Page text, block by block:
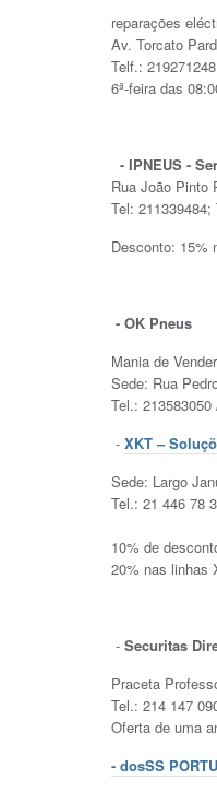
reparações
Av. Torcato
Telf.:
6ª-feira das
- IPNEUS -
Rua João Pinto
Tel:
Desconto: 15%
- OK Pneus
Mania de
Sede: Rua
Tel.:
- XKT –
Sede: Largo
Tel.: 21 446 78
10% de
20% nas linhas
- Securitas
Praceta
Tel.: 214 147
Oferta de uma
- dosSS